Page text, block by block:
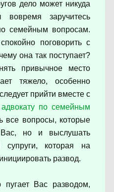
дело может никуда
заручитесь
семейным вопросам.
поговорить с
она так поступает?
привычное место
тяжело, особенно
прийти вместе с
адвокату по семейным
все вопросы, которые
но и выслушать
которая на
развод.
пугает Вас разводом,